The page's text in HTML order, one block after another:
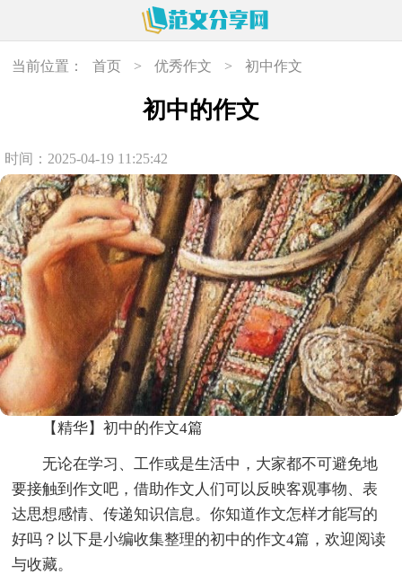
当前位置： 首页 > 优秀作文 > 初中作文
初中的作文
时间：2025-04-19 11:25:42
【精华】初中的作文4篇
无论在学习、工作或是生活中，大家都不可避免地
要接触到作文吧，借助作文人们可以反映客观事物、表
达思想感情、传递知识信息。你知道作文怎样才能写的
好吗？以下是小编收集整理的初中的作文4篇，欢迎阅读
与收藏。